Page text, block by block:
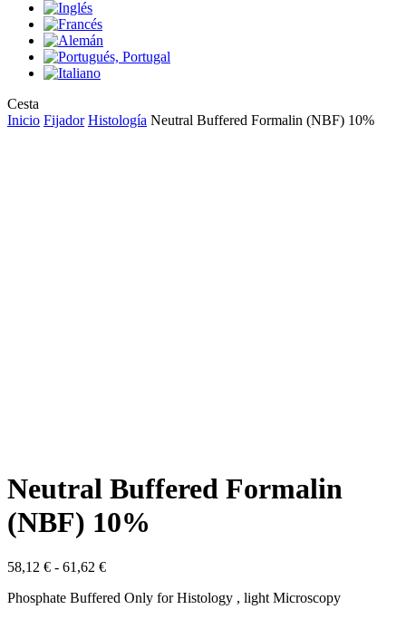
Cesta
Cart
Inicio Fijador Histología Neutral Buffered Formalin (NBF) 10%
Neutral Buffered Formalin
(NBF) 10%
58,12 € - 61,62 €Rango
precios:
Phosphate Buffered Only for Histology , light Microscopy